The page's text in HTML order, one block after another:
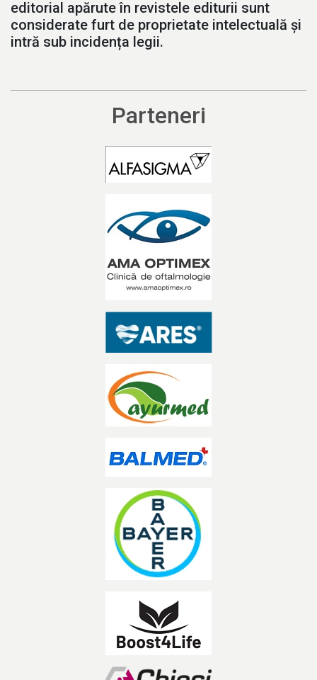
editorial apărute în revistele editurii sunt
considerate furt de proprietate intelectuală și
intră sub incidența legii.
Parteneri